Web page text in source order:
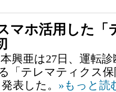
マホ活用した「
興亜は27日、運転
「テレマティクス
表した。 »もっと読